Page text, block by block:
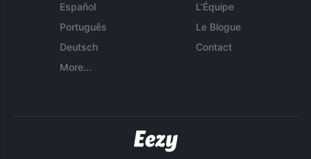
Español
Português
Deutsch
More...
L'Équipe
Le Blogue
Contact